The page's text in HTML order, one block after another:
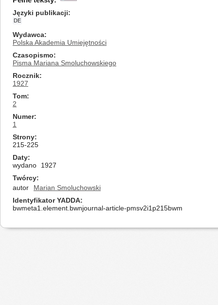
Języki publikacji
DE
Wydawca
Polska Akademia Umiejętności
Czasopismo
Pisma Mariana Smoluchowskiego
Rocznik
1927
Tom
2
Numer
1
Strony
215-225
Daty
wydano
1927
Twórcy
autor
Marian Smoluchowski
Identyfikator YADDA
bwmeta1.element.bwnjournal-article-pmsv2i1p215bwm